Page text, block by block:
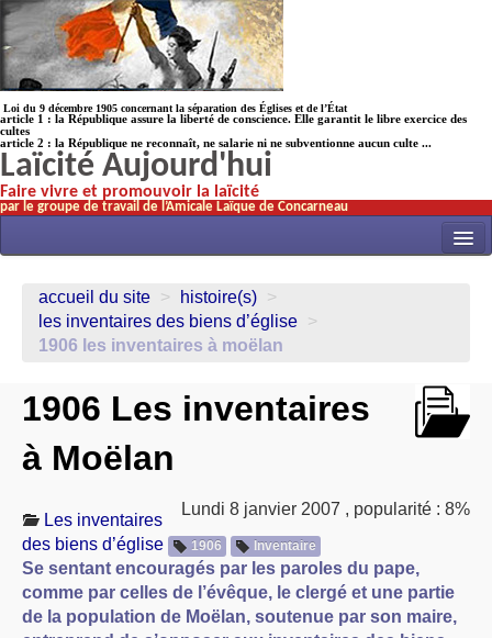
Loi du 9 décembre 1905 concernant la séparation des Églises et de l’État
article 1 : la République assure la liberté de conscience. Elle garantit le libre exercice des
cultes
article 2 : la République ne reconnaît, ne salarie ni ne subventionne aucun culte ...
Laïcité Aujourd'hui
Faire vivre et promouvoir la laïcité
par le groupe de travail de l’Amicale Laïque de Concarneau
ACTUALITÉS
NOS TRAVAUX
LAICITHÈQUE
À PROPOS
LIBRES OPINIONS
* [ connexion Adhérents ].
accueil du site > histoire(s) >
les inventaires des biens d’église >
1906 les inventaires à moëlan
1906 Les inventaires
à Moëlan
Lundi 8 janvier 2007 , popularité : 8%
Les inventaires
des biens d’église
1906 Inventaire
Se sentant encouragés par les paroles du pape,
comme par celles de l’évêque, le clergé et une partie
de la population de Moëlan, soutenue par son maire,